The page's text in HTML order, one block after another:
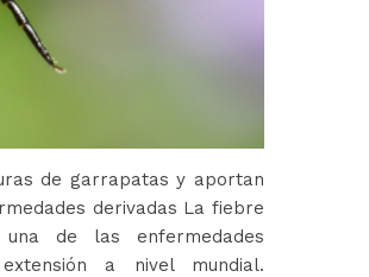
de garrapatas y aportan
derivadas La fiebre
una de las enfermedades
a nivel mundial.